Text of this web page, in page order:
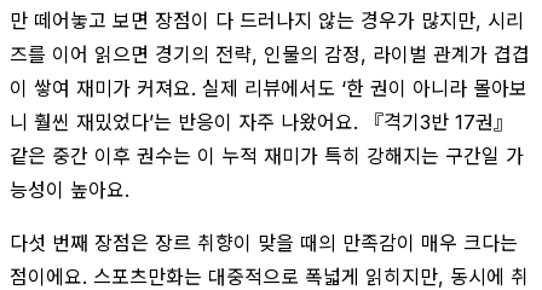
만 떼어놓고 보면 장점이 다 드러나지 않는 경우가 많지만, 시리
즈를 이어 읽으면 경기의 전략, 인물의 감정, 라이벌 관계가 겹겹
이 쌓여 재미가 커져요. 실제 리뷰에서도 ‘한 권이 아니라 몰아보
니 훨씬 재밌었다’는 반응이 자주 나왔어요. 『격기3반 17권』
같은 중간 이후 권수는 이 누적 재미가 특히 강해지는 구간일 가
능성이 높아요.
다섯 번째 장점은 장르 취향이 맞을 때의 만족감이 매우 크다는
점이에요. 스포츠만화는 대중적으로 폭넓게 읽히지만, 동시에 취